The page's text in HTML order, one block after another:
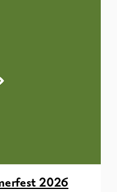
sprängning &
& evenemang
2026